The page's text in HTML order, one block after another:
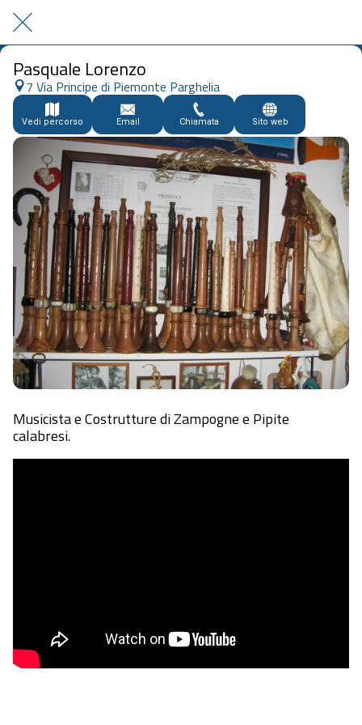
Pasquale Lorenzo
7 Via Principe di Piemonte Parghelia
Vedi percorso Email Chiamata Sito web
Musicista e Costrutture di Zampogne e Pipite
calabresi.